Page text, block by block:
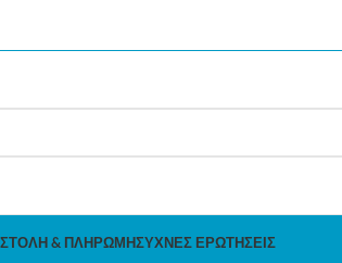
& ΠΛΗΡΩΜΉΣΥΧΝΈΣ ΕΡΩΤΉΣΕΙΣ